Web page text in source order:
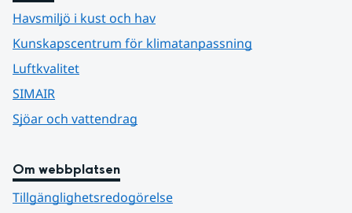
Havsmiljö i kust och hav
Kunskapscentrum för klimatanpassning
Luftkvalitet
SIMAIR
Sjöar och vattendrag
Om webbplatsen
Tillgänglighetsredogörelse